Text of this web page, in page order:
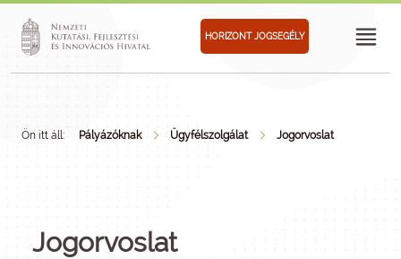
HORIZONT JOGSEGÉLY
Ön itt áll: Pályázóknak Ügyfélszolgálat Jogorvoslat
Jogorvoslat